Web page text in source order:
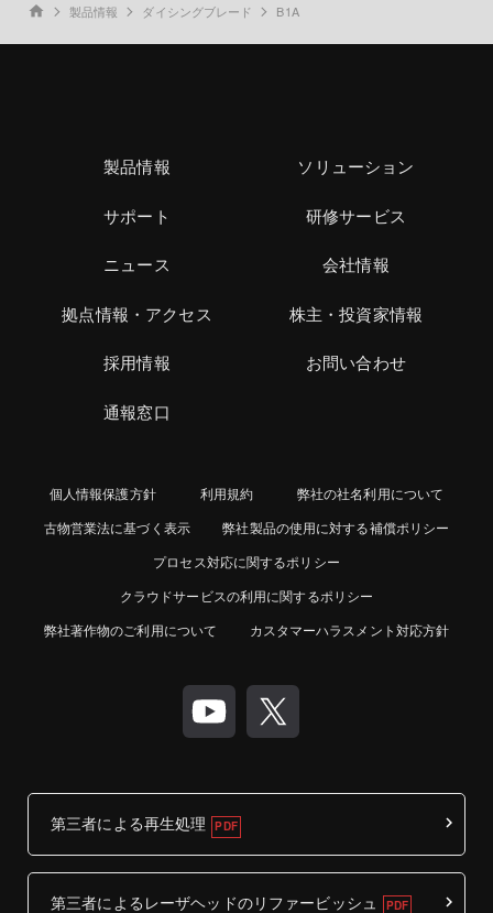
home 製品情報 ダイシングブレード B1A
製品情報 ソリューション
サポート 研修サービス
ニュース 会社情報
拠点情報・アクセス 株主・投資家情報
採用情報 お問い合わせ
通報窓口
個人情報保護方針 利用規約
弊社の社名利用について
古物営業法に基づく表示
弊社製品の使用に対する補償ポリシー
プロセス対応に関するポリシー
クラウドサービスの利用に関するポリシー
弊社著作物のご利用について
カスタマーハラスメント対応方針
第三者による再生処理
第三者によるレーザヘッドのリファービッシュ